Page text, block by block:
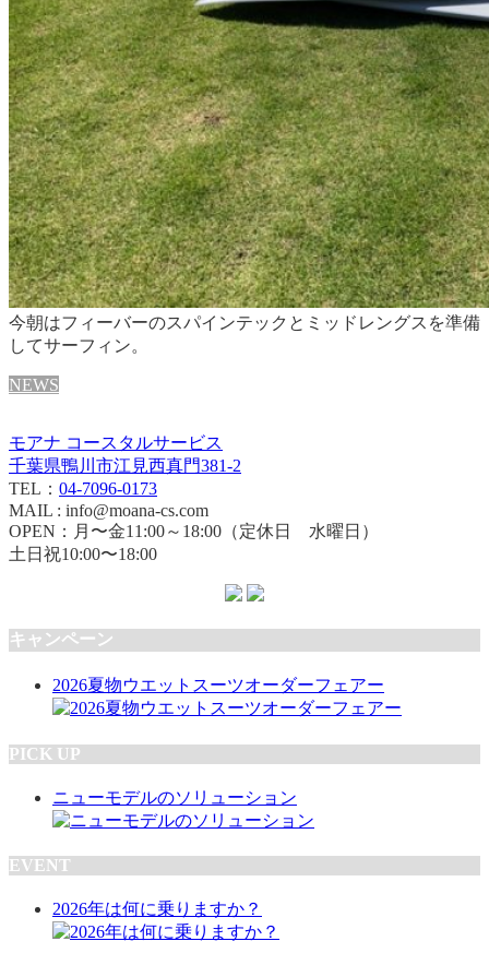
今朝はフィーバーのスパインテックとミッドレングスを準備
してサーフィン。
NEWS
モアナ コースタルサービス
千葉県鴨川市江見西真門381-2
TEL： 04-7096-0173
MAIL : info@moana-cs.com
OPEN：月〜金11:00～18:00（定休日 水曜日）
土日祝10:00〜18:00
キャンペーン
2026夏物ウエットスーツオーダーフェアー
PICK UP
ニューモデルのソリューション
EVENT
2026年は何に乗りますか？